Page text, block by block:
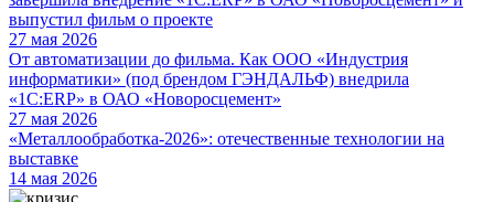
выпустил фильм о проекте
27 мая 2026
От автоматизации до фильма. Как ООО «Индустрия
информатики» (под брендом ГЭНДАЛЬФ) внедрила
«1С:ERP» в ОАО «Новоросцемент»
27 мая 2026
«Металлообработка-2026»: отечественные технологии на
выставке
14 мая 2026